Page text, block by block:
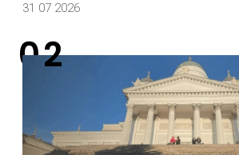
31 07 2026